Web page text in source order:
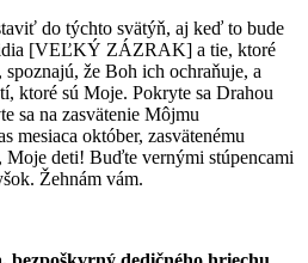
do týchto svätýň, aj keď to bude
[VEĽKÝ ZÁZRAK] a tie, ktoré
že Boh ich ochraňuje, a
ktoré sú Moje. Pokryte sa Drahou
sa na zasvätenie Môjmu
mesiaca október, zasvätenému
Moje deti! Buďte vernými stúpencami
Žehnám vám.